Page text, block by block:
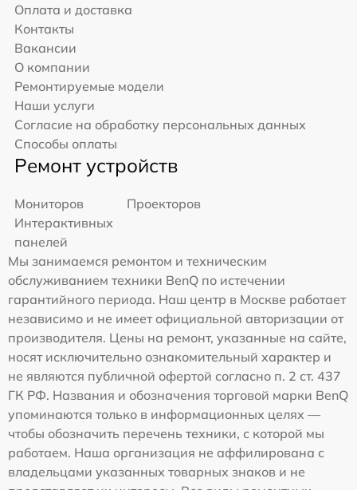
Оплата и доставка
Контакты
Вакансии
О компании
Ремонтируемые модели
Наши услуги
Согласие на обработку персональных данных
Способы оплаты
Ремонт устройств
Мониторов
Проекторов
Интерактивных
панелей
Мы занимаемся ремонтом и техническим
обслуживанием техники BenQ по истечении
гарантийного периода. Наш центр в Москве работает
независимо и не имеет официальной авторизации от
производителя. Цены на ремонт, указанные на сайте,
носят исключительно ознакомительный характер и
не являются публичной офертой согласно п. 2 ст. 437
ГК РФ. Названия и обозначения торговой марки BenQ
упоминаются только в информационных целях —
чтобы обозначить перечень техники, с которой мы
работаем. Наша организация не аффилирована с
владельцами указанных товарных знаков и не